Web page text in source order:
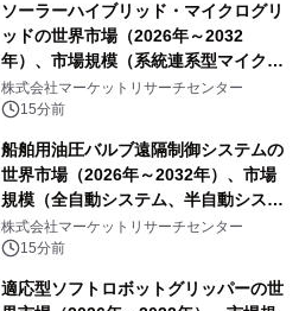
ソーラーハイブリッド・マイクログリ
ッドの世界市場（2026年～2032
年）、市場規模（系統連系型マイクロ
グリッド、独立型マイクログリッ
ド）・分析レポートを発表
株式会社マーケットリサーチセンター
15分前
船舶用油圧バルブ遠隔制御システムの
世界市場（2026年～2032年）、市場
規模（全自動システム、半自動システ
ム）・分析レポートを発表
株式会社マーケットリサーチセンター
15分前
適応型ソフトロボットグリッパーの世